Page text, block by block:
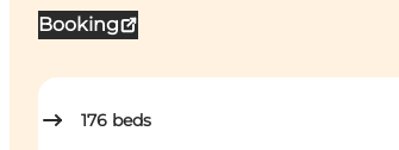
Booking
176 beds